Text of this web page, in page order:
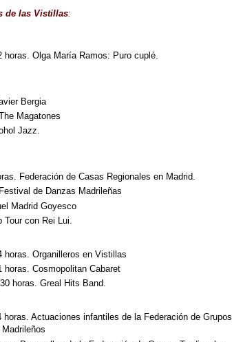
de las Vistillas:
horas. Olga María Ramos: Puro cuplé.
Bergia
Magatones
Jazz.
Federación de Casas Regionales en Madrid.
de Danzas Madrileñas
Madrid Goyesco
Tour con Rei Lui.
horas. Organilleros en Vistillas
horas. Cosmopolitan Cabaret
horas. Greal Hits Band.
horas. Actuaciones infantiles de la Federación de Grupos